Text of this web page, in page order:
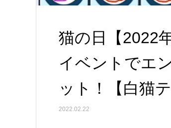
猫の日【2022
イベントでエ
ット！【白猫テ
2022.02.22